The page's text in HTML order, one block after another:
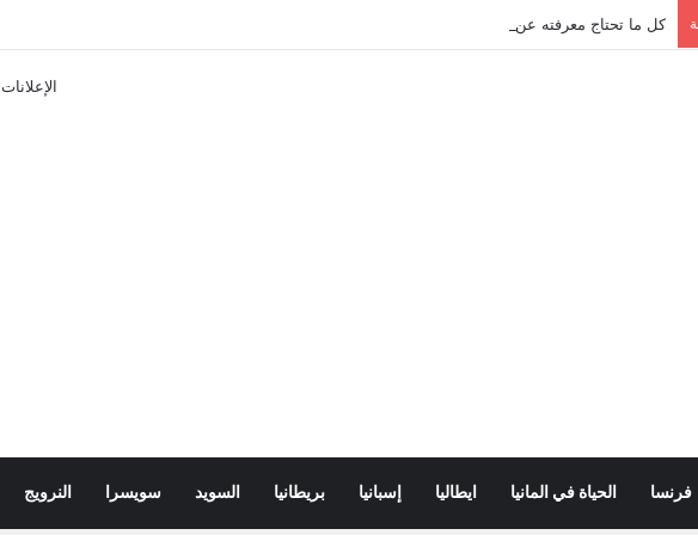
كل ما تحتاج معرفته عن تذاكر ووسائل النقل في باريس 2025
الإعلانات
فرنسا الحياة في المانيا ايطاليا إسبانيا بريطانيا السويد سويسرا النرويج